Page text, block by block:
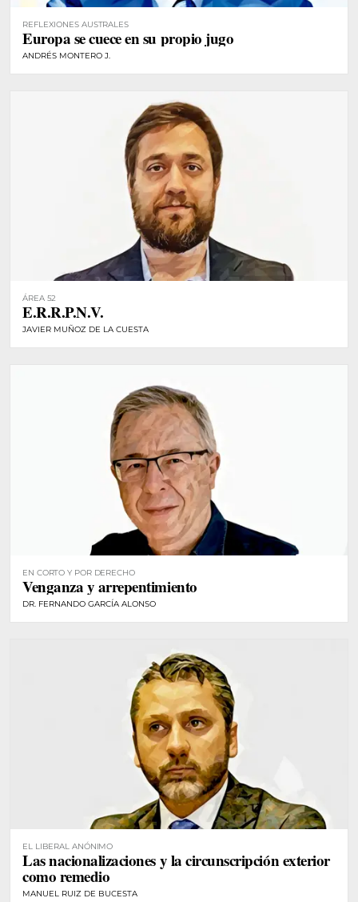
REFLEXIONES AUSTRALES
Europa se cuece en su propio jugo
ANDRÉS MONTERO J.
ÁREA 52
E.R.R.P.N.V.
JAVIER MUÑOZ DE LA CUESTA
EN CORTO Y POR DERECHO
Venganza y arrepentimiento
DR. FERNANDO GARCÍA ALONSO
EL LIBERAL ANÓNIMO
Las nacionalizaciones y la circunscripción exterior
como remedio
MANUEL RUIZ DE BUCESTA